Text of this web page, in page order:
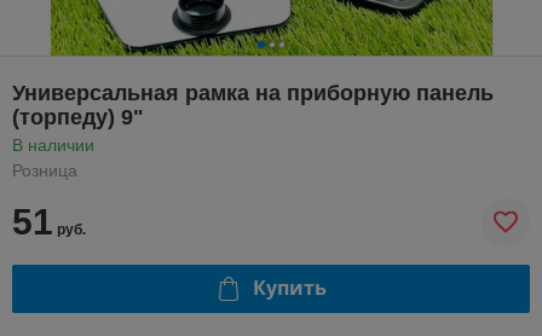
Универсальная рамка на приборную панель
(торпеду) 9"
В наличии
Розница
51 руб.
Купить